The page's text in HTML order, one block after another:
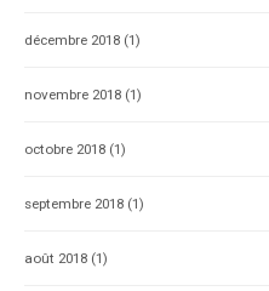
décembre 2018 (1)
novembre 2018 (1)
octobre 2018 (1)
septembre 2018 (1)
août 2018 (1)